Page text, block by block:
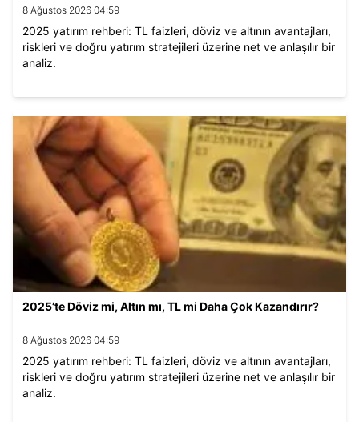
8 Ağustos 2026 04:59
2025 yatırım rehberi: TL faizleri, döviz ve altının avantajları,
riskleri ve doğru yatırım stratejileri üzerine net ve anlaşılır bir
analiz.
2025’te Döviz mi, Altın mı, TL mi Daha Çok Kazandırır?
8 Ağustos 2026 04:59
2025 yatırım rehberi: TL faizleri, döviz ve altının avantajları,
riskleri ve doğru yatırım stratejileri üzerine net ve anlaşılır bir
analiz.